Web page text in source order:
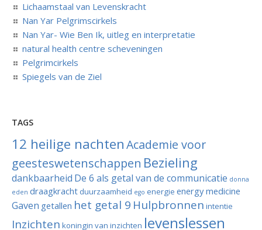
Lichaamstaal van Levenskracht
Nan Yar Pelgrimscirkels
Nan Yar- Wie Ben Ik, uitleg en interpretatie
natural health centre scheveningen
Pelgrimcirkels
Spiegels van de Ziel
TAGS
12 heilige nachtenAcademie voor
geesteswetenschappen Bezieling
dankbaarheid De 6 als getal van de communicatie donna
eden draagkracht duurzaamheid ego energie energy medicine
Gaven getallen het getal 9 Hulpbronnen intentie
Inzichten koningin van inzichten levenslessen